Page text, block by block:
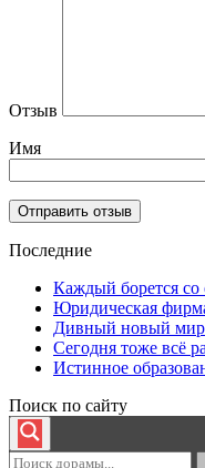
Отзыв
Имя
Последние
Каждый борется со
Юридическая
Дивный новый мир
Сегодня тоже всё
Истинное
Поиск по сайту